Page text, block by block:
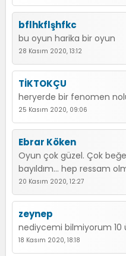
bflhkflşhfkc
bu oyun harika bir oyun
28 Kasım 2020, 13:12
TİKTOKÇU
heryerde bir fenomen
25 Kasım 2020, 09:06
Ebrar Köken
Oyun çok güzel. Çok
bayıldım... hep ressam
20 Kasım 2020, 12:27
zeynep
nediycemi bilmiyorum 10
18 Kasım 2020, 18:18